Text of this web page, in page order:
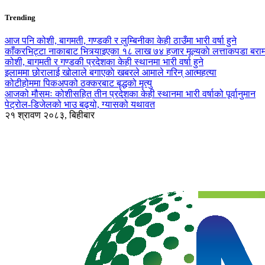
Trending
आज पनि कोशी, बागमती, गण्डकी र लुम्बिनीका केही ठाउँमा भारी वर्षा हुने
काँकरभिट्टा नाकाबाट भित्र्याइएका १८ लाख ७४ हजार मूल्यकाे लत्ताकपडा
कोशी, बागमती र गण्डकी प्रदेशका केही स्थानमा भारी वर्षा हुने
इलाममा छोरालाई खोलाले बगाएकाे खबरले आमाले गरिन् आत्महत्या
कोटीहोममा पिकअपको ठक्करबाट बृद्धको मृत्यु
आजको मौसमः कोशीसहित तीन प्रदेशका केही स्थानमा भारी वर्षाको पूर्वानुमान
पेट्रोल-डिजेलको भाउ बढ्यो, ग्यासको यथावत
२१ श्रावण २०८३, बिहीबार